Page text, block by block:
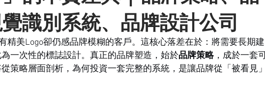
識別系統、品牌設計公司
精美Logo卻仍感品牌模糊的客戶。這核心落差在於：將需要長期建
為一次性的標誌設計。真正的品牌塑造，始於品牌策略 ，成於一套可
策略層面剖析，為何投資一套完整的系統，是讓品牌從「被看見」